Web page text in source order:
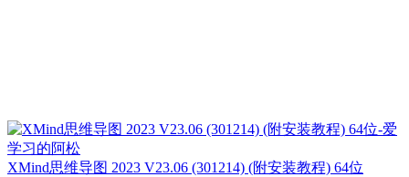
XMind思维导图 2023 V23.06 (301214) (附安装教程) 64位